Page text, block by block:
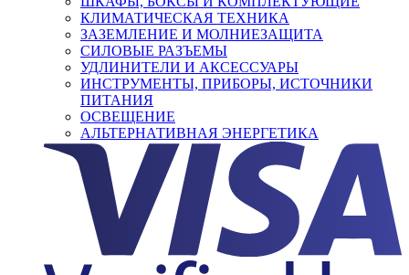
КЛИМАТИЧЕСКАЯ ТЕХНИКА
ЗАЗЕМЛЕНИЕ И МОЛНИЕЗАЩИТА
СИЛОВЫЕ РАЗЪЕМЫ
УДЛИНИТЕЛИ И АКСЕССУАРЫ
ИНСТРУМЕНТЫ, ПРИБОРЫ, ИСТОЧНИКИ
ПИТАНИЯ
ОСВЕЩЕНИЕ
АЛЬТЕРНАТИВНАЯ ЭНЕРГЕТИКА